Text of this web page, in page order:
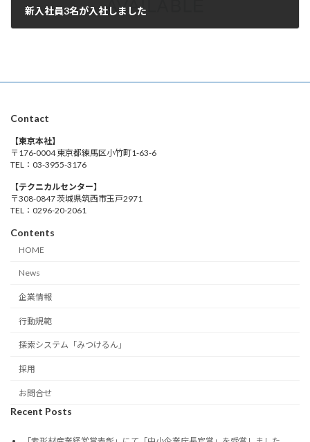
新入社員3名が入社しました
Contact
【東京本社】
〒176-0004 東京都練馬区小竹町1-63-6
TEL：03-3955-3176
【テクニカルセンター】
〒308-0847 茨城県筑西市玉戸2971
TEL：0296-20-2061
Contents
HOME
News
企業情報
行動規範
探索システム「みつけるん」
採用
お問合せ
Recent Posts